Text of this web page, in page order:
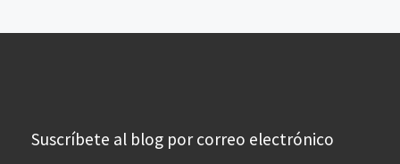
Suscríbete al blog por correo electrónico